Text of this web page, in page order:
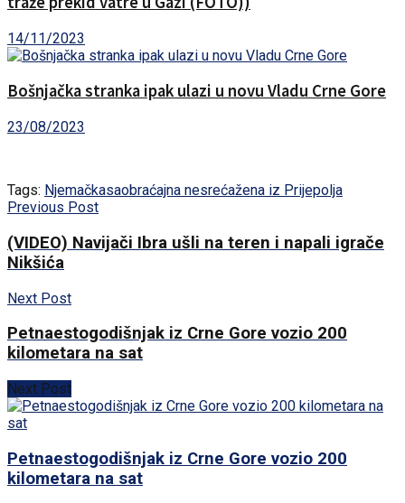
14/11/2023
Bošnjačka stranka ipak ulazi u novu Vladu Crne Gore
23/08/2023
Tags: Njemačkasaobraćajna nesrećažena iz Prijepolja
Previous Post
(VIDEO) Navijači Ibra ušli na teren i napali igrače
Nikšića
Next Post
Petnaestogodišnjak iz Crne Gore vozio 200
kilometara na sat
Next Post
Petnaestogodišnjak iz Crne Gore vozio 200
kilometara na sat